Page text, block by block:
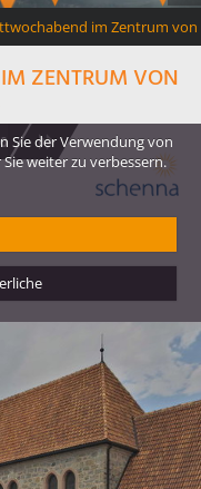
ZENTRUM VON